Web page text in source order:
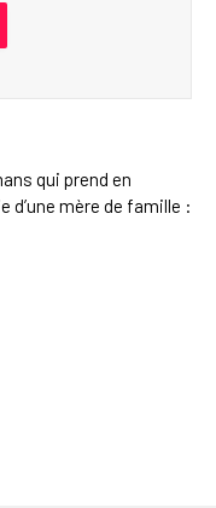
qui prend en
mère de famille :